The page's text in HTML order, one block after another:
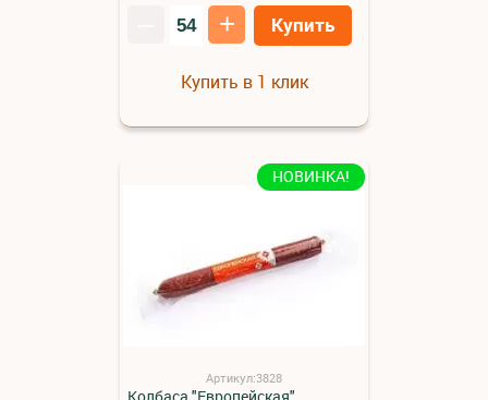
+ Купить
Купить в 1 клик
НОВИНКА!
Артикул:3828
Колбаса "Европейская"